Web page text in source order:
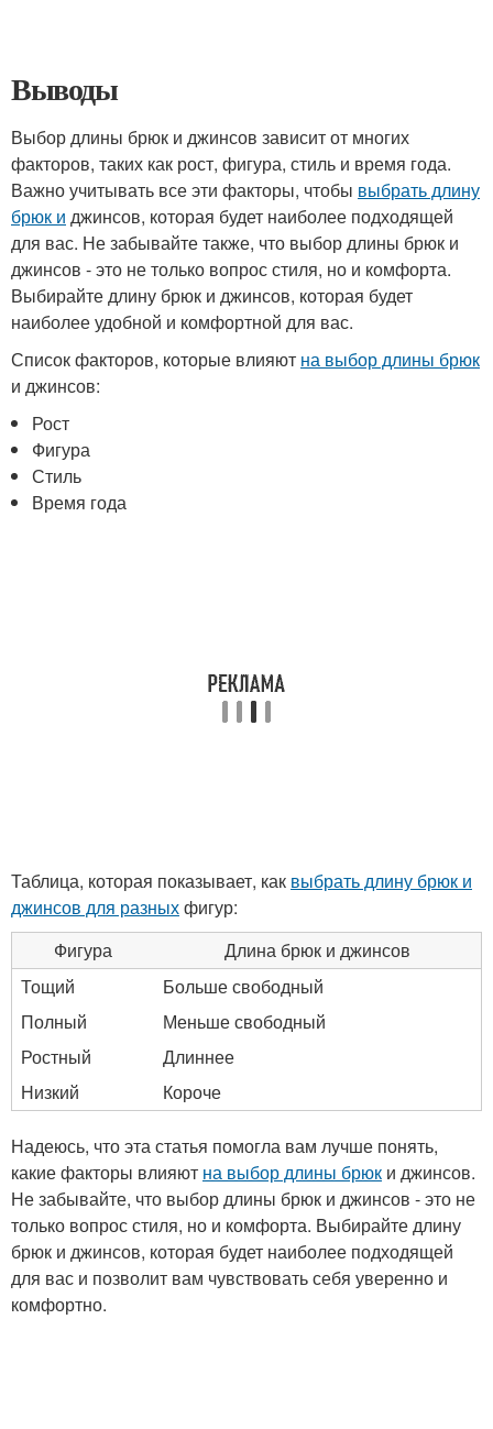
Выводы
Выбор длины брюк и джинсов зависит от многих
факторов, таких как рост, фигура, стиль и время года.
Важно учитывать все эти факторы, чтобы выбрать длину
брюк и джинсов, которая будет наиболее подходящей
для вас. Не забывайте также, что выбор длины брюк и
джинсов - это не только вопрос стиля, но и комфорта.
Выбирайте длину брюк и джинсов, которая будет
наиболее удобной и комфортной для вас.
Список факторов, которые влияют на выбор длины брюк
и джинсов:
Рост
Фигура
Стиль
Время года
Таблица, которая показывает, как выбрать длину брюк и
джинсов для разныхфигур:
Фигура
Длина брюк и джинсов
Тощий
Больше свободный
Полный
Меньше свободный
Ростный
Длиннее
Низкий
Короче
Надеюсь, что эта статья помогла вам лучше понять,
какие факторы влияют на выбор длины брюк и джинсов.
Не забывайте, что выбор длины брюк и джинсов - это не
только вопрос стиля, но и комфорта. Выбирайте длину
брюк и джинсов, которая будет наиболее подходящей
для вас и позволит вам чувствовать себя уверенно и
комфортно.